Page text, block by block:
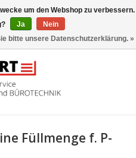
Füllmenge f. P-
um den Webshop zu verbessern.
Ja
Nein
bitte unsere Datenschutzerklärung. »